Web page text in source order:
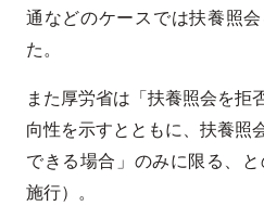
通などのケースでは扶養照
た。
また厚労省は「扶養照会を拒
向性を示すとともに、扶養照
できる場合」のみに限る、
施行）。